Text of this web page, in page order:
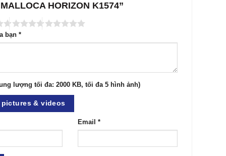
HORIZON K1574”
bạn*
lượng tối đa: 2000 KB, tối đa 5 hình ảnh)
pictures & videos
Email *